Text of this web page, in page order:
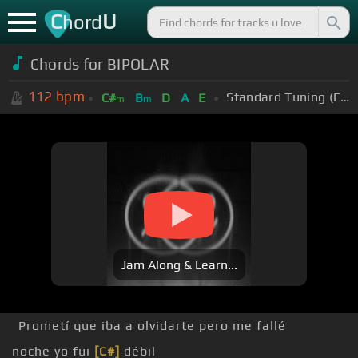
ChordU
Chords for BIPOLAR
112 bpm C#m Bm D A E Standard Tuning (EADGBE)
Jam Along & Learn...
Prometí que iba a olvidarte pero me fallé
noche yo fui [C#] débil